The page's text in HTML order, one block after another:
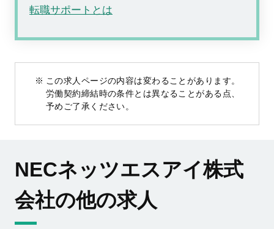
転職サポートとは
この求人ページの内容は変わることがあります。
労働契約締結時の条件とは異なることがある点、
予めご了承ください。
NECネッツエスアイ株式
会社の他の求人